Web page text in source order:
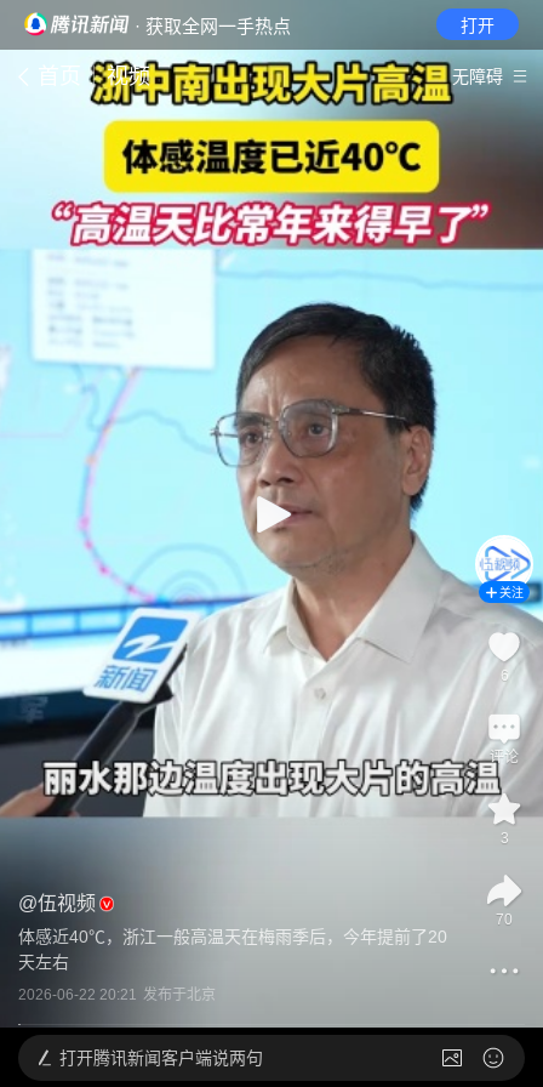
· 获取全网一手热点 打开
首页 视频 无障碍
@伍视频
体感近40℃，浙江一般高温天在梅雨季后，今年提前了20
天左右
2026-06-22 20:21 发布于北京
关注
6
评论
3
70
打开腾讯新闻客户端说两句